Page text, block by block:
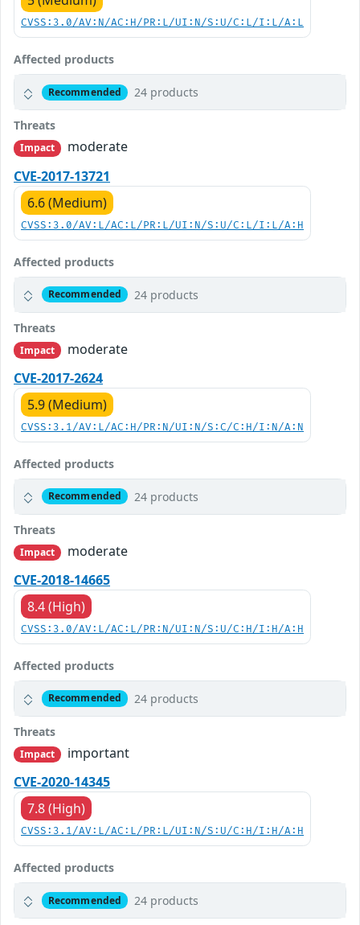
CVSS:3.0/AV:N/AC:H/PR:L/UI:N/S:U/C:L/I:L/A:L
Affected products
Recommended 24 products
Threats
Impact
moderate
CVE-2017-13721
6.6 (Medium)
CVSS:3.0/AV:L/AC:L/PR:L/UI:N/S:U/C:L/I:L/A:H
Affected products
Recommended 24 products
Threats
Impact
moderate
CVE-2017-2624
5.9 (Medium)
CVSS:3.1/AV:L/AC:H/PR:N/UI:N/S:C/C:H/I:N/A:N
Affected products
Recommended 24 products
Threats
Impact
moderate
CVE-2018-14665
8.4 (High)
CVSS:3.0/AV:L/AC:L/PR:N/UI:N/S:U/C:H/I:H/A:H
Affected products
Recommended 24 products
Threats
Impact
important
CVE-2020-14345
7.8 (High)
CVSS:3.1/AV:L/AC:L/PR:L/UI:N/S:U/C:H/I:H/A:H
Affected products
Recommended 24 products